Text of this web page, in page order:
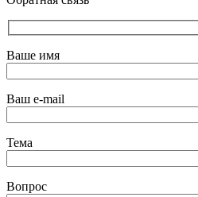
Ваше имя
Ваш e-mail
Тема
Вопрос